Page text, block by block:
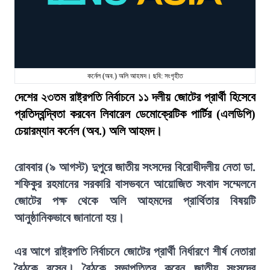
কর্নেল (অব.) অলি আহমদ। ছবি: সংগৃহীত
দেশের ২৩তম রাষ্ট্রপতি নির্বাচনে ১১ দলীয় জোটের প্রার্থী হিসেবে
প্রতিদ্বন্দ্বিতা করবেন লিবারেল ডেমোক্রেটিক পার্টির (এলডিপি)
চেয়ারম্যান কর্নেল (অব.) অলি আহমদ।
রোববার (৯ আগস্ট) দুপুরে জাতীয় সংসদের বিরোধীদলীয় নেতা ডা.
শফিকুর রহমানের সরকারি বাসভবনে আয়োজিত সংবাদ সম্মেলনে
জোটের পক্ষ থেকে অলি আহমদের প্রার্থিতার বিষয়টি
আনুষ্ঠানিকভাবে জানানো হয়।
এর আগে রাষ্ট্রপতি নির্বাচনে জোটের প্রার্থী নির্ধারণে শীর্ষ নেতারা